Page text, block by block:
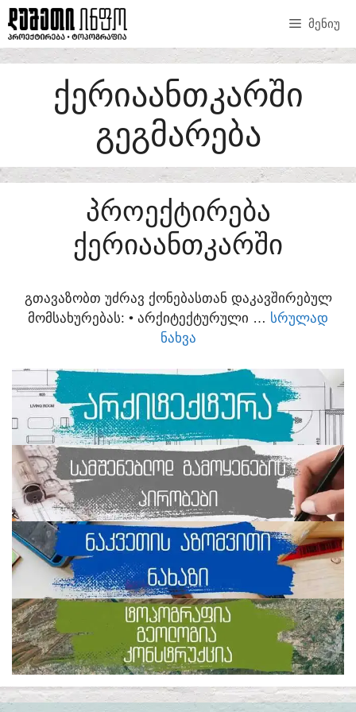
SKIP
TO
CONTENT
ᲛᲔᲜᲘᲣ
ᲥᲔᲠᲘᲐᲐᲜᲗᲙᲐᲠᲨᲘ
ᲒᲔᲒᲛᲐᲠᲔᲑᲐ
ᲞᲠᲝᲔᲥᲢᲘᲠᲔᲑᲐ
ᲥᲔᲠᲘᲐᲐᲜᲗᲙᲐᲠᲨᲘ
ᲒᲗᲐᲕᲐᲖᲝᲑᲗ ᲣᲫᲠᲐᲕ ᲥᲝᲜᲔᲑᲐᲡᲗᲐᲜ ᲓᲐᲙᲐᲕᲨᲘᲠᲔᲑᲣᲚ
ᲛᲝᲛᲡᲐᲮᲣᲠᲔᲑᲐᲡ:​ • ᲐᲠᲥᲘᲢᲔᲥᲢᲣᲠᲣᲚᲘ … ᲡᲠᲣᲚᲐᲓ
ᲜᲐᲮᲕᲐ